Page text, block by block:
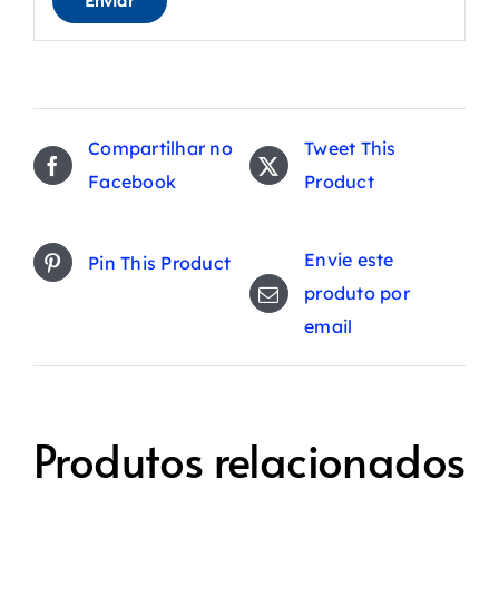
Compartilhar no
Facebook
Tweet This
Product
Pin This Product
Envie este
produto por
email
Produtos relacionados